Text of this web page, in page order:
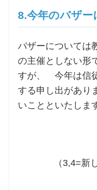
8.今年のバザー
バザーについては
の主催としない形
すが、 今年は信
する申し出があり
いことといたしま
（3,4=新